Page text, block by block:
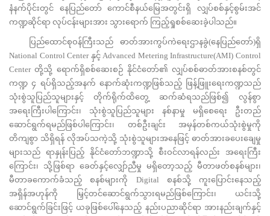
နံနက်ပိုင်းတွင် နေပြည်တော် ကောင်စီနယ်မြေအတွင်းရှိ လျှပ်စစ်နှင့်စွမ်းအင်
ကဏ္ဍဆိုင်ရာ လုပ်ငန်းများအား သွားရောက် ကြည့်ရှုစစ်ဆေးခဲ့ပါသည်။
ပြည်ထောင်စုဝန်ကြီးသည် ဓာတ်အားကွပ်ကဲရေးဌာနခွဲ(နေပြည်တော်)ရှိ
National Control Center နှင့် Advanced Metering Infrastructure(AMI) Control
Center တို့သို့ ရောက်ရှိစစ်ဆေးစဉ် နိုင်ငံတော်၏ လျှပ်စစ်ဓာတ်အားစနစ်တွင်
ကဏ္ဍ ၄ ရပ်ရှိသည့်အနက် နောက်ဆုံးကဏ္ဍဖြစ်သည့် ဖြန့်ဖြူးရေးကဏ္ဍသည်
သုံးစွဲသူပြည်သူများနှင့် တိုက်ရိုက်ထိတွေ့ ဆက်ဆံရသည်ဖြစ်၍ လွန်စွာ
အရေးကြီးပါကြောင်း၊ သုံးစွဲသူပြည်သူများ နစ်နာမှု မရှိစေရေး ဦးတည်
ဆောင်ရွက်ရမည်ဖြစ်ပါကြောင်း၊ တစ်ဦးချင်း အမှန်တစ်ကယ်သုံးစွဲမှုကို
တိကျစွာ သိရှိရန် လိုအပ်သကဲ့သို့ သုံးစွဲသူများအနေဖြင့် ဓာတ်အားခပေးချေမှု
များသည် ရာနှုန်းပြည့် နိုင်ငံတော်ဘဏ္ဍာသို့ စီးဝင်လာရန်လည်း အရေးကြီး
ကြောင်း၊ သို့ဖြစ်ရာ ခေတ်နှင့်လျှော်ညီမှု မရှိတော့သည့် မီတာဖတ်စနစ်များ၊
မီတာခကောက်ခံသည့် စနစ်များကို Digital စနစ်သို့ ကူးပြောင်းနေသည့်
အရှိန်အဟုန်ကို မြှင့်တင်ဆောင်ရွက်သွားရမည်ဖြစ်ကြောင်း၊ ယင်းသို့
ဆောင်ရွက်ခြင်းဖြင့် ယခုဖြစ်ပေါ်နေသည့် နည်းပညာဆိုင်ရာ အားနည်းချက်နှင့်